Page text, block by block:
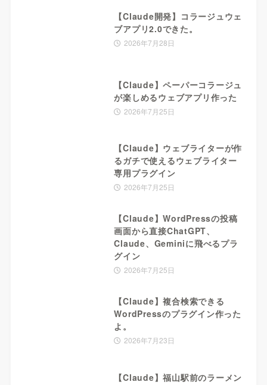
【Claude開発】コラージュウェ
ブアプリ2.0できた。
2026年7月28日
【Claude】ペーパーコラージュ
が楽しめるウェブアプリ作った
2026年7月25日
【Claude】ウェブライターが作
るガチで使えるウェブライター
専用プラグイン
2026年7月25日
【Claude】WordPressの投稿
画面から直接ChatGPT、
Claude、Geminiに飛べるプラ
グイン
2026年7月25日
【Claude】複合検索できる
WordPressのプラグイン作った
よ。
2026年7月23日
【Claude】福山駅前のラーメン